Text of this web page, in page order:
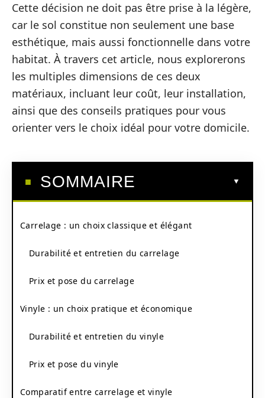
Cette décision ne doit pas être prise à la légère,
car le sol constitue non seulement une base
esthétique, mais aussi fonctionnelle dans votre
habitat. À travers cet article, nous explorerons
les multiples dimensions de ces deux
matériaux, incluant leur coût, leur installation,
ainsi que des conseils pratiques pour vous
orienter vers le choix idéal pour votre domicile.
SOMMAIRE
Carrelage : un choix classique et élégant
Durabilité et entretien du carrelage
Prix et pose du carrelage
Vinyle : un choix pratique et économique
Durabilité et entretien du vinyle
Prix et pose du vinyle
Comparatif entre carrelage et vinyle